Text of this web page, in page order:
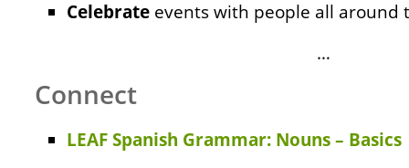
Celebrate events with people all around
…
Connect
LEAF Spanish Grammar: Nouns – Basics